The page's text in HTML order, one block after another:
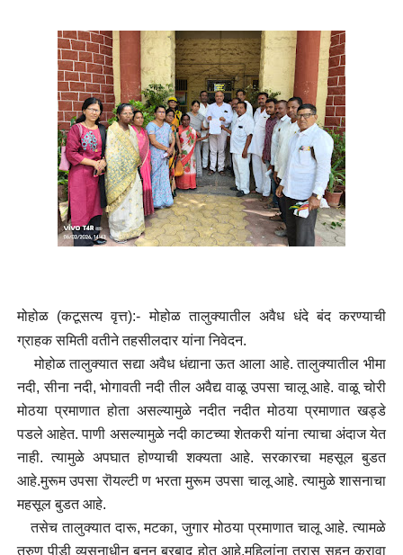
मोहोळ (कटूसत्य वृत्त):- मोहोळ तालुक्यातील अवैध धंदे बंद करण्याची
ग्राहक समिती वतीने तहसीलदार यांना निवेदन.
मोहोळ तालुक्यात सद्या अवैध धंद्याना ऊत आला आहे. तालुक्यातील भीमा
नदी, सीना नदी, भोगावती नदी तील अवैद्य वाळू उपसा चालू आहे. वाळू चोरी
मोठया प्रमाणात होता असल्यामुळे नदीत नदीत मोठया प्रमाणात खड्डे
पडले आहेत. पाणी असल्यामुळे नदी काटच्या शेतकरी यांना त्याचा अंदाज येत
नाही. त्यामुळे अपघात होण्याची शक्यता आहे. सरकारचा महसूल बुडत
आहे.मुरूम उपसा रॊयल्टी ण भरता मुरूम उपसा चालू आहे. त्यामुळे शासनाचा
महसूल बुडत आहे.
तसेच तालुक्यात दारू, मटका, जुगार मोठया प्रमाणात चालू आहे. त्यामळे
तरुण पीडी व्यसनाधीन बनून बरबाद होत आहे.महिलांना त्रास सहन करावा